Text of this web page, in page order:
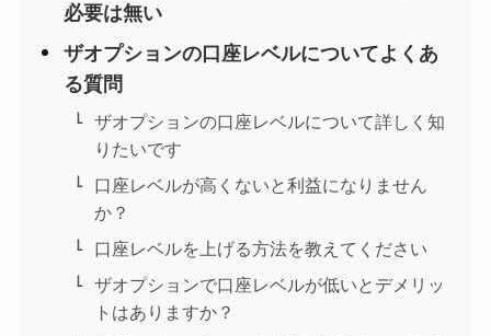
必要は無い
ザオプションの口座レベルについてよくあ
る質問
ザオプションの口座レベルについて詳しく知
りたいです
口座レベルが高くないと利益になりません
か？
口座レベルを上げる方法を教えてください
ザオプションで口座レベルが低いとデメリッ
トはありますか？